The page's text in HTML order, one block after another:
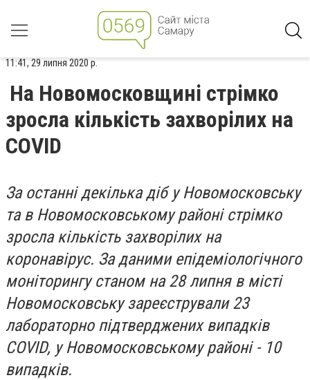
11:41, 29 липня 2020 р.
На Новомосковщині стрімко
зросла кількість захворілих на
COVID
За останні декілька діб у Новомосковську
та в Новомосковському районі стрімко
зросла кількість захворілих на
коронавірус. За даними епідеміологічного
моніторингу станом на 28 липня в місті
Новомосковську зареєстрували 23
лабораторно підтверджених випадків
COVID, у Новомосковському районі - 10
випадків.